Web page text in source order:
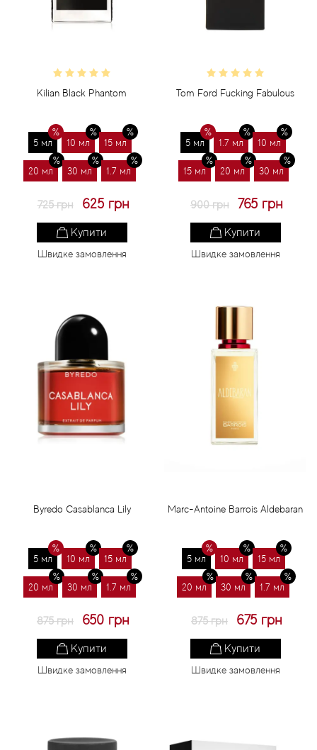
Kilian Black Phantom
5 мл 10 мл 15 мл
20 мл 30 мл 1.7 мл
725 грн 625 грн
Купити
Швидке замовлення
Tom Ford Fucking Fabulous
5 мл 1.7 мл 10 мл
15 мл 20 мл 30 мл
900 грн 765 грн
Купити
Швидке замовлення
Byredo Casablanca Lily
5 мл 10 мл 15 мл
20 мл 30 мл 1.7 мл
875 грн 650 грн
Купити
Швидке замовлення
Marc-Antoine Barrois Aldebaran
5 мл 10 мл 15 мл
20 мл 30 мл 1.7 мл
875 грн 675 грн
Купити
Швидке замовлення